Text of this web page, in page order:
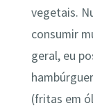
vegetais.
consumir
geral, eu
(fritas em